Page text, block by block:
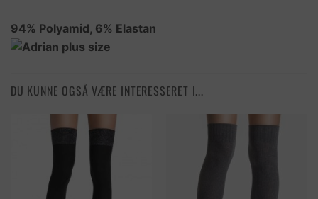
94% Polyamid, 6% Elastan
DU KUNNE OGSÅ VÆRE INTERESSERET I...